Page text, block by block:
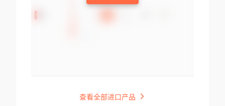
查看全部进口产品